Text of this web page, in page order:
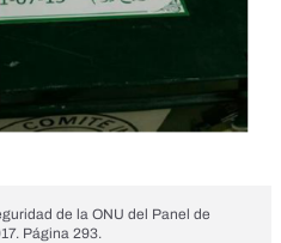
de la ONU del Panel de
Página 293.